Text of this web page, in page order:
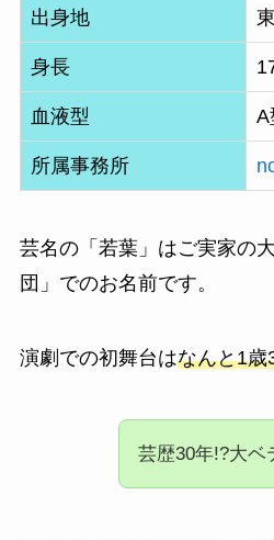
出身地
身長
血液型 A
所属事務所
芸名の「若葉」はご実家の
団」でのお名前です。
演劇での初舞台はなんと1歳
芸歴30年!?大ベ